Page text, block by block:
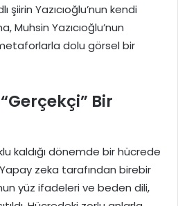
şiirin Yazıcıoğlu’nun kendi
Muhsin Yazıcıoğlu’nun
dolu görsel bir
Bir
kaldığı dönemde bir hücrede
zeka tarafından birebir
yüz ifadeleri ve beden dili,